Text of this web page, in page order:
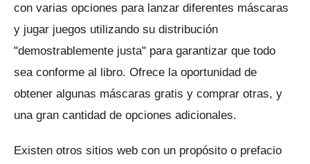
con varias opciones para lanzar diferentes máscaras
y jugar juegos utilizando su distribución
"demostrablemente justa" para garantizar que todo
sea conforme al libro. Ofrece la oportunidad de
obtener algunas máscaras gratis y comprar otras, y
una gran cantidad de opciones adicionales.
Existen otros sitios web con un propósito o prefacio